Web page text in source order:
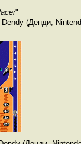
"
(Денди,